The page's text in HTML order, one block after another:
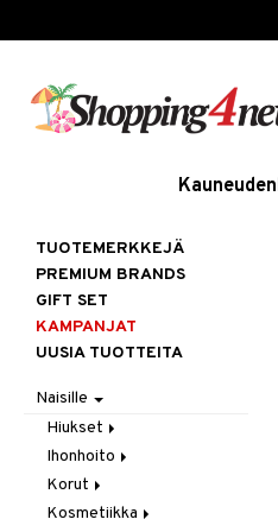
TUOTEMERKKEJÄ
PREMIUM BRANDS
GIFT SET
KAMPANJAT
UUSIA TUOTTEITA
Naisille
Hiukset
Gift Set
Harjat / Kammat
Hiuskuurit
Ihonhoito
Aurinkotuotteet
Erikoistuotteet
Korut
Kaulakorut
Kosmetiikka